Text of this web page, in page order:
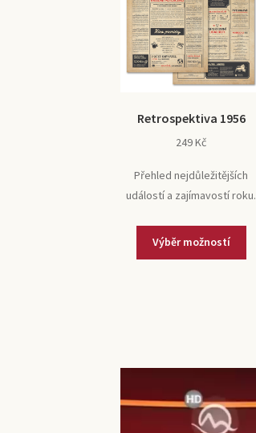
Retrospektiva 1956
249Kč
Přehled nejdůležitějších
událostí a zajímavostí roku.
Výběr možností